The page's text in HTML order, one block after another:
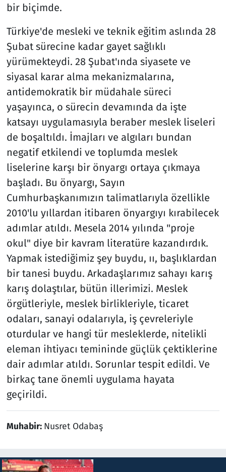
bir biçimde.
Türkiye'de mesleki ve teknik eğitim aslında 28
Şubat sürecine kadar gayet sağlıklı
yürümekteydi. 28 Şubat'ında siyasete ve
siyasal karar alma mekanizmalarına,
antidemokratik bir müdahale süreci
yaşayınca, o sürecin devamında da işte
katsayı uygulamasıyla beraber meslek liseleri
de boşaltıldı. İmajları ve algıları bundan
negatif etkilendi ve toplumda meslek
liselerine karşı bir önyargı ortaya çıkmaya
başladı. Bu önyargı, Sayın
Cumhurbaşkanımızın talimatlarıyla özellikle
2010'lu yıllardan itibaren önyargıyı kırabilecek
adımlar atıldı. Mesela 2014 yılında "proje
okul" diye bir kavram literatüre kazandırdık.
Yapmak istediğimiz şey buydu, ıı, başlıklardan
bir tanesi buydu. Arkadaşlarımız sahayı karış
karış dolaştılar, bütün illerimizi. Meslek
örgütleriyle, meslek birlikleriyle, ticaret
odaları, sanayi odalarıyla, iş çevreleriyle
oturdular ve hangi tür mesleklerde, nitelikli
eleman ihtiyacı temininde güçlük çektiklerine
dair adımlar atıldı. Sorunlar tespit edildi. Ve
birkaç tane önemli uygulama hayata
geçirildi.
Muhabir: Nusret Odabaş